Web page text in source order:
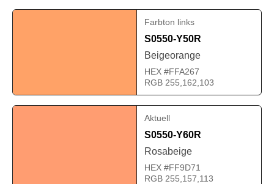
Farbton links
S0550-Y50R
Beigeorange
HEX #FFA267
RGB 255,162,103
Aktuell
S0550-Y60R
Rosabeige
HEX #FF9D71
RGB 255,157,113